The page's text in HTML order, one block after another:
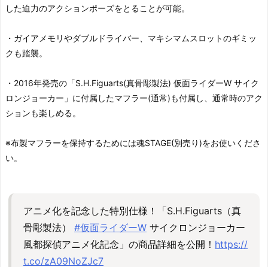
した迫力のアクションポーズをとることが可能。
・ガイアメモリやダブルドライバー、マキシマムスロットのギミッ
クも踏襲。
・2016年発売の「S.H.Figuarts(真骨彫製法) 仮面ライダーW サイク
ロンジョーカー」に付属したマフラー(通常)も付属し、通常時のアク
ションも楽しめる。
※布製マフラーを保持するためには魂STAGE(別売り)をお使いくださ
い。
アニメ化を記念した特別仕様！「S.H.Figuarts（真
骨彫製法） #仮面ライダーW サイクロンジョーカー
風都探偵アニメ化記念」の商品詳細を公開！ https://
t.co/zA09NoZJc7